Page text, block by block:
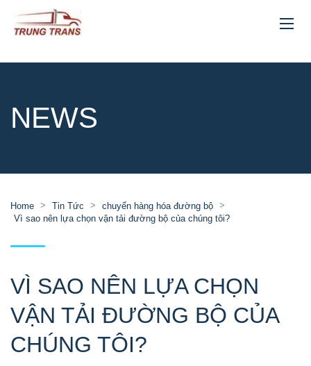
NEWS
Home > Tin Tức > chuyển hàng hóa đường bộ >
Vì sao nên lựa chọn vận tải đường bộ của chúng tôi?
VÌ SAO NÊN LỰA CHỌN
VẬN TẢI ĐƯỜNG BỘ CỦA
CHÚNG TÔI?